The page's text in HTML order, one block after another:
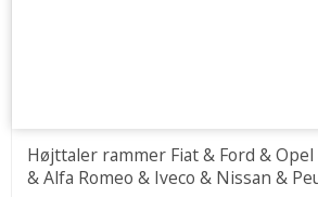
Højttaler rammer Fiat & Ford & Opel
& Alfa Romeo & Iveco & Nissan &